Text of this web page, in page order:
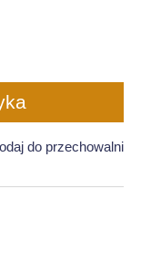
do przechowalni